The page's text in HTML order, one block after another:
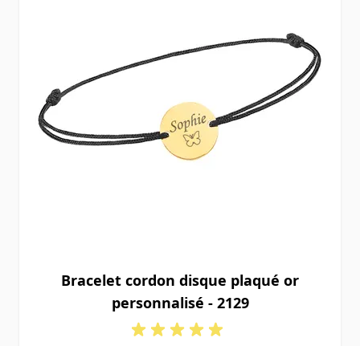
Bracelet cordon disque plaqué or
personnalisé - 2129